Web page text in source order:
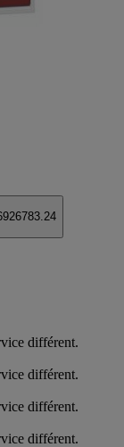
différent.
différent.
différent.
différent.